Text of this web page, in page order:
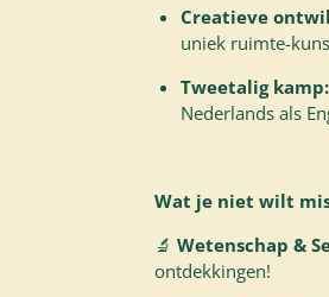
Creatieve
uniek ruimte-
Tweetalig kamp:
Nederlands als
Wat je niet wilt
🔬 Wetenschap &
ontdekkingen!